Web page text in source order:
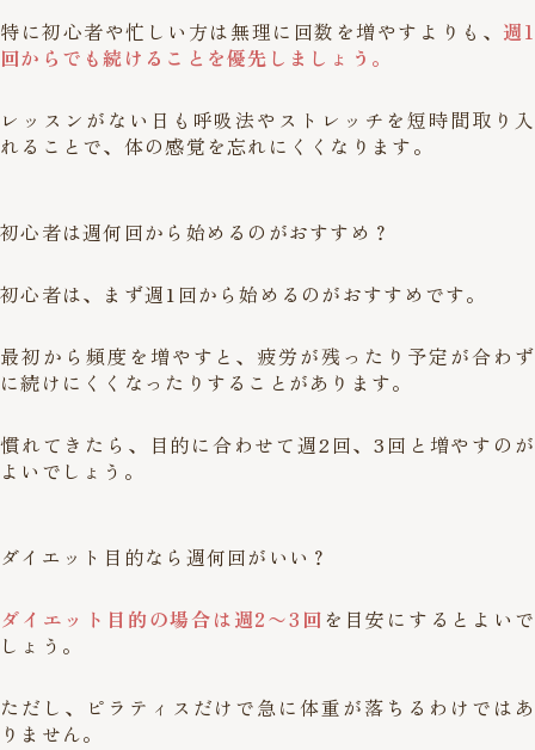
特に初心者や忙しい方は無理に回数を増やすよりも、 週1
回からでも続けることを優先しましょう。
レッスンがない日も呼吸法やストレッチを短時間取り入
れることで、体の感覚を忘れにくくなります。
初心者は週何回から始めるのがおすすめ？
初心者は、まず週1回から始めるのがおすすめです。
最初から頻度を増やすと、疲労が残ったり予定が合わず
に続けにくくなったりすることがあります。
慣れてきたら、目的に合わせて週2回、3回と増やすのが
よいでしょう。
ダイエット目的なら週何回がいい？
ダイエット目的の場合は週2〜3回を目安にするとよいで
しょう。
ただし、ピラティスだけで急に体重が落ちるわけではあ
りません。